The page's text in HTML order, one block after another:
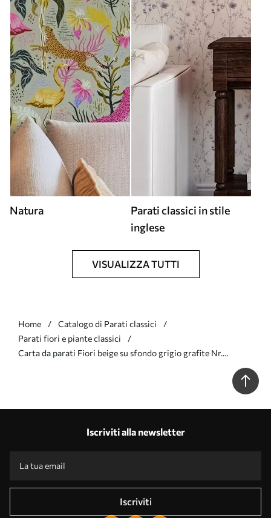
Natura
Parati classici in stile
inglese
VISUALIZZA TUTTI
Home
Catalogo di Parati classici
Parati fiori e piante classici
Carta da parati Fiori beige su sfondo grigio grafite Nr.
Iscriviti alla newsletter
Iscriviti